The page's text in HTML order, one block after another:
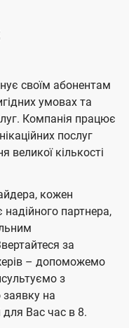
своїм абонентам
умовах та
Компанія працює
послуг
великої кількості
кожен
партнера,
за
– допоможемо
з
на
для Вас час в 8.